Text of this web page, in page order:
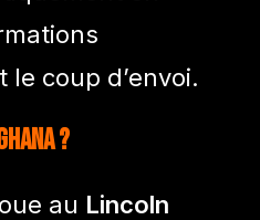
coup d’envoi.
?
au Lincoln